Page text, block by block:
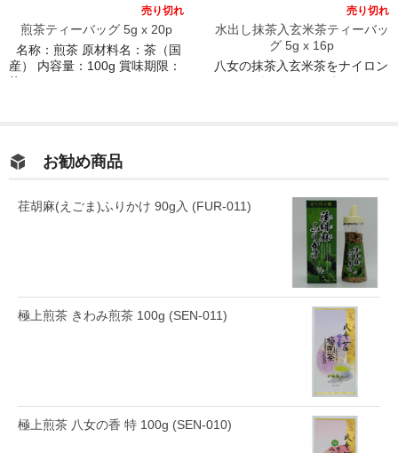
売り切れ
煎茶ティーバッグ 5g x 20p
名称：煎茶 原材料名：茶（国
産） 内容量：100g 賞味期限：
約6 […]
売り切れ
水出し抹茶入玄米茶ティーバッ
グ 5g x 16p
八女の抹茶入玄米茶をナイロン
テトラパック5gにしました。
お勧め商品
荏胡麻(えごま)ふりかけ 90g入 (FUR-011)
極上煎茶 きわみ煎茶 100g (SEN-011)
極上煎茶 八女の香 特 100g (SEN-010)